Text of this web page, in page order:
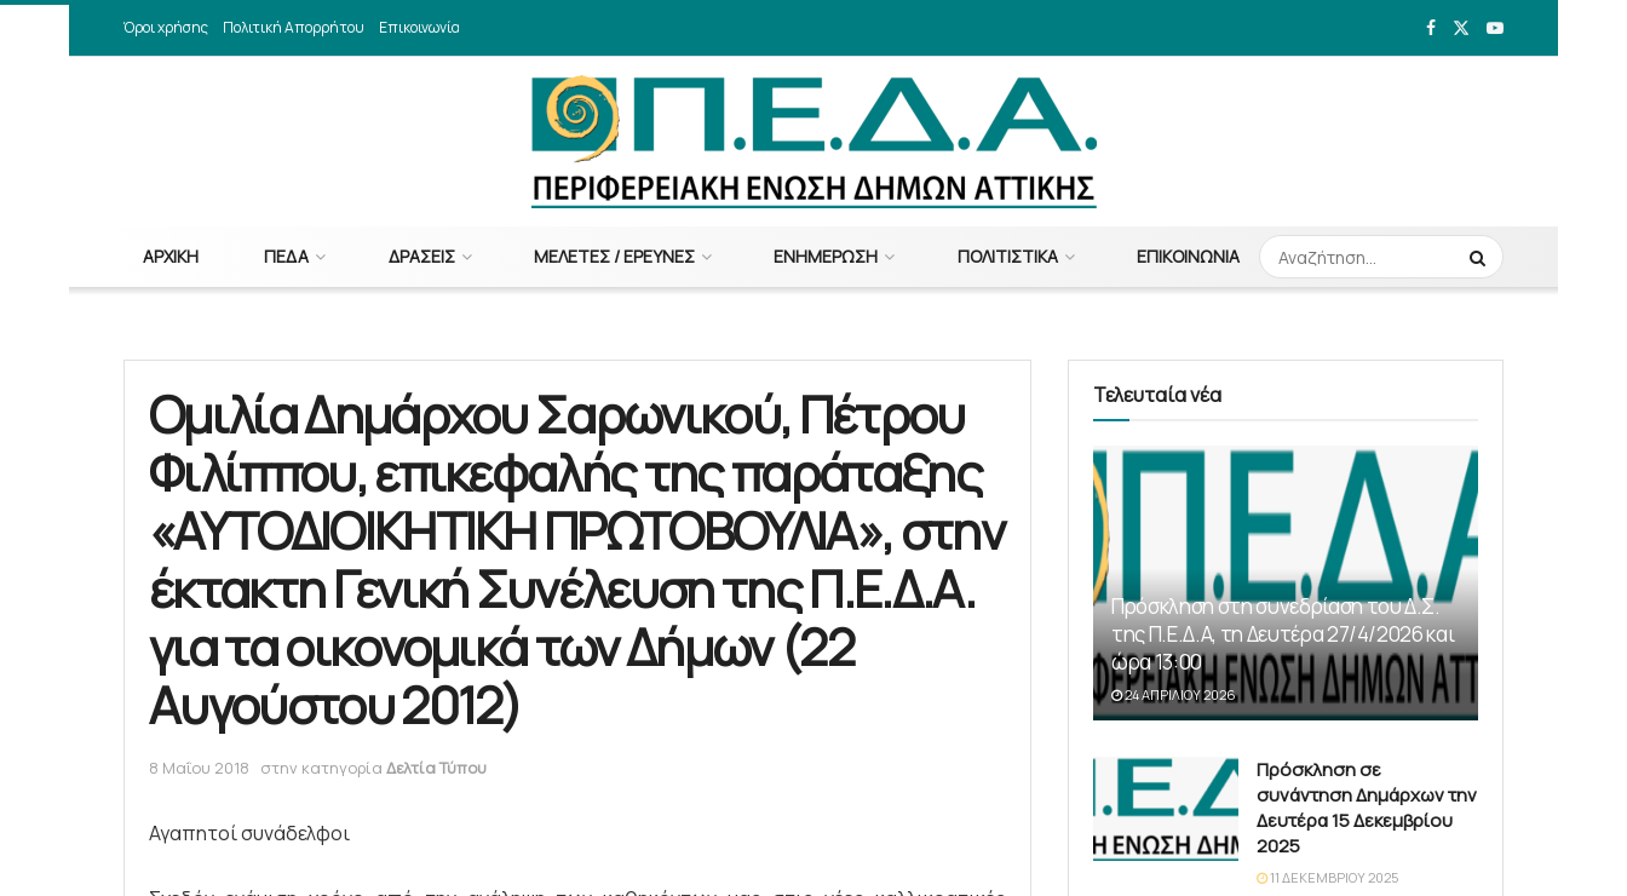
Όροι χρήσης Πολιτική Απορρήτου Επικοινωνία
ΑΡΧΙΚΉ ΠΕΔΑ ΔΡΆΣΕΙΣ ΜΕΛΈΤΕΣ / ΈΡΕΥΝΕΣ ΕΝΗΜΈΡΩΣΗ ΠΟΛΙΤΙΣΤΙΚΆ ΕΠΙΚΟΙΝΩΝΊΑ
Ομιλία Δημάρχου Σαρωνικού, Πέτρου
Φιλίππου, επικεφαλής της παράταξης
«ΑΥΤΟΔΙΟΙΚΗΤΙΚΗ ΠΡΩΤΟΒΟΥΛΙΑ», στην
έκτακτη Γενική Συνέλευση της Π.Ε.Δ.Α.
για τα οικονομικά των Δήμων (22
Αυγούστου 2012)
8 Μαΐου 2018 στην κατηγορία Δελτία Τύπου
Αγαπητοί συνάδελφοι
Τελευταία νέα
Πρόσκληση στη συνεδρίαση του Δ.Σ.
της Π.Ε.Δ.Α, τη Δευτέρα 27/4/2026 και
ώρα 13:00
24 ΑΠΡΙΛΊΟΥ 2026
Πρόσκληση σε
συνάντηση Δημάρχων την
Δευτέρα 15 Δεκεμβρίου
2025
11 ΔΕΚΕΜΒΡΊΟΥ 2025